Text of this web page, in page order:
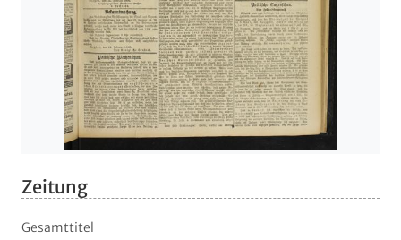
Zeitung
Gesamttitel